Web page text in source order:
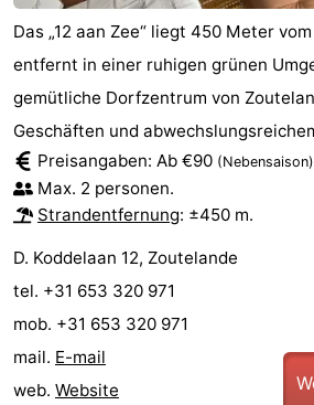
Das „12 aan Zee“ liegt 450 Meter
entfernt in einer ruhigen grünen
gemütliche Dorfzentrum von
Geschäften und
Preisangaben: Ab €90 (Nebensaison)
Max. 2 personen.
Strandentfernung: ±450 m.
D. Koddelaan 12, Zoutelande
tel. +31 653 320 971
mob. +31 653 320 971
mail. E-mail
web. Website